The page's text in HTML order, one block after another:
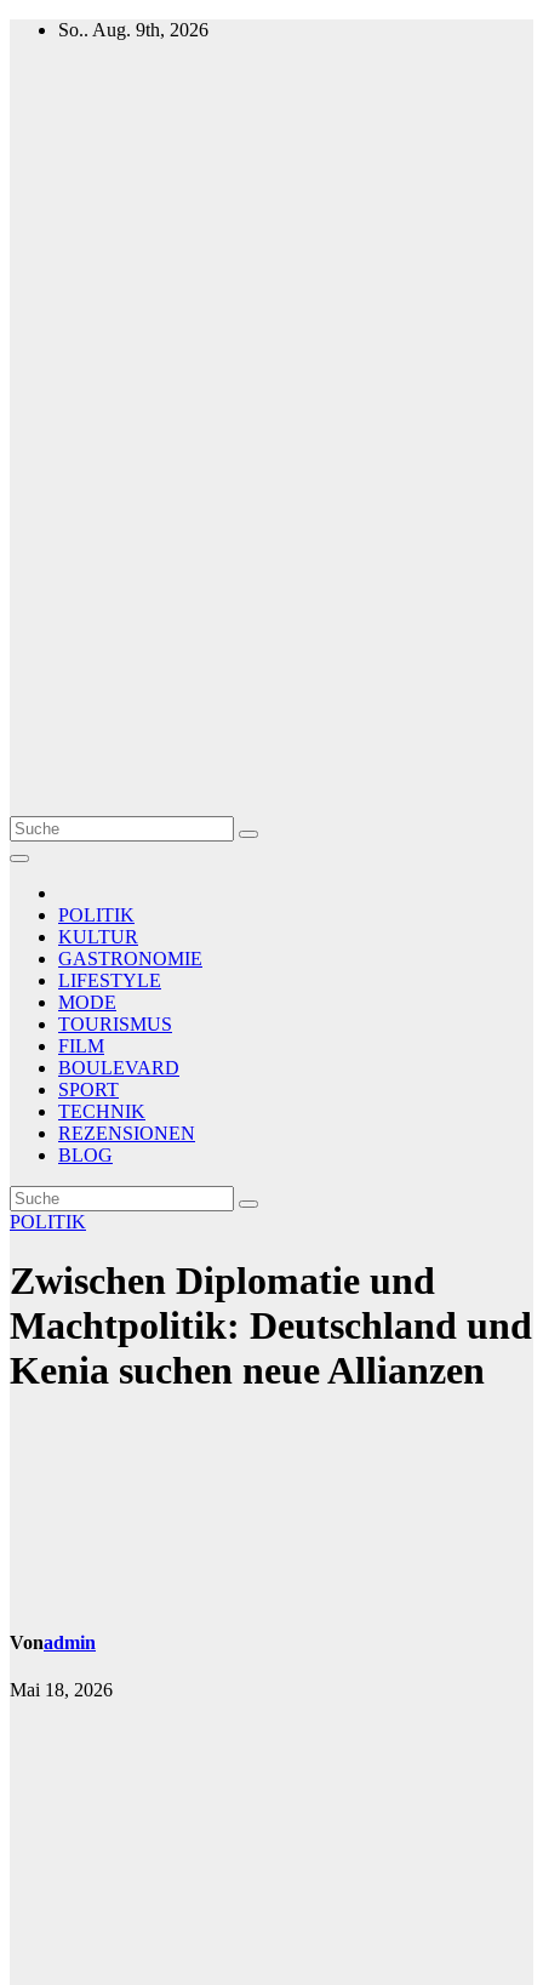
Zum
So.. Aug. 9th, 2026
Le Matin
AGENCE DE PRESSE
POLITIK
KULTUR
GASTRONOMIE
LIFESTYLE
MODE
TOURISMUS
FILM
BOULEVARD
SPORT
TECHNIK
REZENSIONEN
BLOG
POLITIK
Zwischen Diplomatie und
Machtpolitik: Deutschland und
Kenia suchen neue Allianzen
Vonadmin
Mai 18, 2026